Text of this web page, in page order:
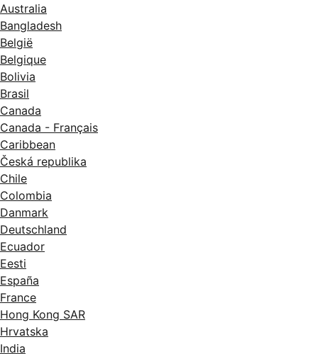
Australia
Bangladesh
België
Belgique
Bolivia
Brasil
Canada
Canada - Français
Caribbean
Česká republika
Chile
Colombia
Danmark
Deutschland
Ecuador
Eesti
España
France
Hong Kong SAR
Hrvatska
India